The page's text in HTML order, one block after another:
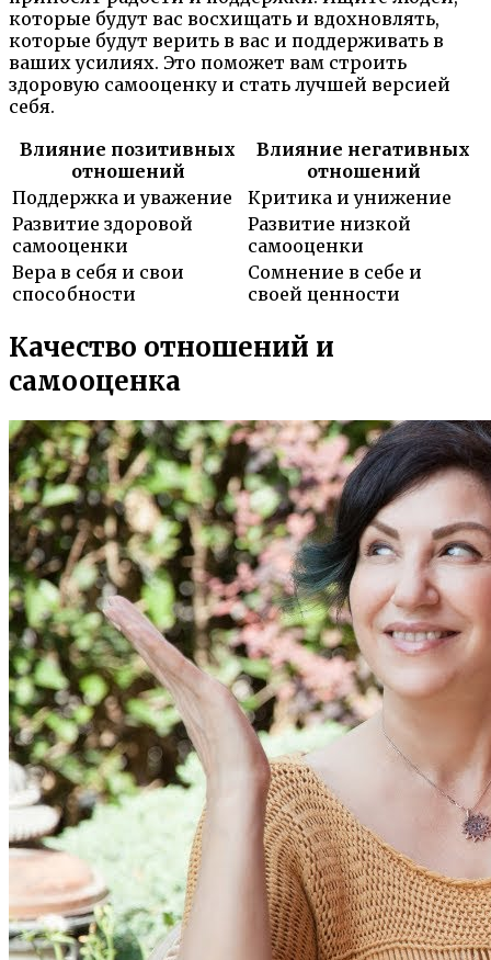
которые будут вас восхищать и вдохновлять,
которые будут верить в вас и поддерживать в
ваших усилиях. Это поможет вам строить
здоровую самооценку и стать лучшей версией
себя.
Влияние позитивных
отношений
Влияние негативных
отношений
Поддержка и уважение
Критика и унижение
Развитие здоровой
самооценки
Развитие низкой
самооценки
Вера в себя и свои
способности
Сомнение в себе и
своей ценности
Качество отношений и
самооценка